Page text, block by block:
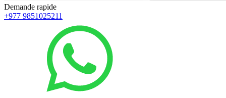
Demande rapide
+977 9851025211